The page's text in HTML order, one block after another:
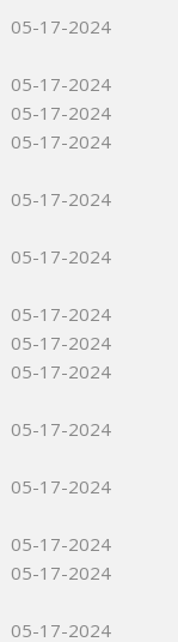
05-17-2024
05-17-2024
05-17-2024
05-17-2024
05-17-2024
05-17-2024
05-17-2024
05-17-2024
05-17-2024
05-17-2024
05-17-2024
05-17-2024
05-17-2024
05-17-2024